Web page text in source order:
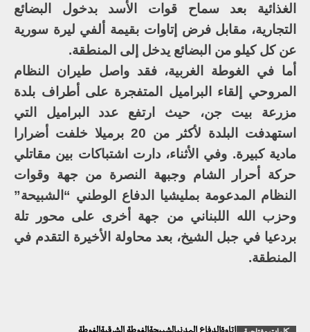
الغذائية بعد سماح قوات الأسد بدخول البضائع
التجارية، مقابل فرض إتاوات بقيمة ألفي ليرة سورية
عن كل كيلو من البضائع يدخل إلى المنطقة.
أما في الغوطة الغربية، فقد واصل طيران النظام
المروحي إلقاء البراميل المتفجرة على أطراف بلدة
مزرعة بيت جن، حيث ارتفع عدد البراميل التي
استهدفت البلدة لأكثر من 20 برميلا خلفت أضرارا
مادية كبيرة. وفي الأثناء، دارت اشتباكات بين مقاتلي
حركة أحرار الشام وجبهة النصرة من جهة وقوات
النظام المدعومة بمليشيا الدفاع الوطني “الشبيحة”
وحزب الله اللبناني من جهة أخرى على محور تلة
بردعيا في جبل الشيخ، بعد محاولة الأخيرة التقدم في
المنطقة.